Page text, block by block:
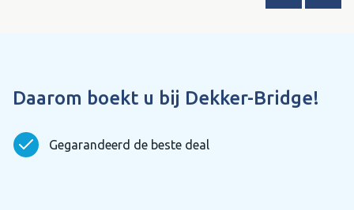
Daarom boekt u bij Dekker-Bridge!
Gegarandeerd de beste deal